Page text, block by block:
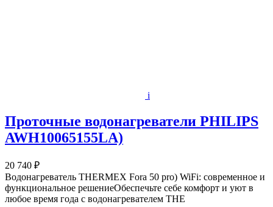
i
Проточные водонагреватели PHILIPS
AWH10065155LA)
20 740 ₽
Водонагреватель THERMEX Fora 50 pro) WiFi: современное и
функциональное решениеОбеспечьте себе комфорт и уют в
любое время года с водонагревателем THE